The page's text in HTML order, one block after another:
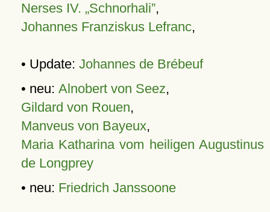
Nerses IV. „Schnorhali”,
Johannes Franziskus Lefranc,
• Update: Johannes de Brébeuf
• neu: Alnobert von Seez,
Gildard von Rouen,
Manveus von Bayeux,
Maria Katharina vom heiligen Augustinus
de Longprey
• neu: Friedrich Janssoone